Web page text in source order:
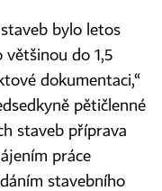
bylo letos
do 1,5
dokumentaci,“
pětičlenné
staveb příprava
práce
stavebního